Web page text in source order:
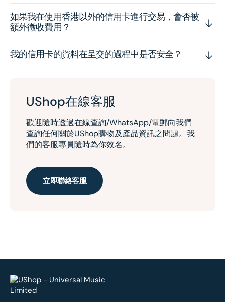
如果我在使用香港以外的信用卡進行交易，會否被
額外徵收費用？
我的信用卡的資料在呈交的過程中是否安全？
UShop在線客服
歡迎隨時透過在線查詢/WhatsApp/電郵向我們
查詢任何關於UShop購物及產品資訊之問題。我
們的客服專員隨時為你效名。
立即聯絡客服